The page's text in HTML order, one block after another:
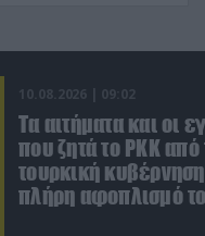
10.08.2026 | 09:02
Τα αιτήματα και οι
που ζητά το PKK από
τουρκική
πλήρη αφοπλισμό